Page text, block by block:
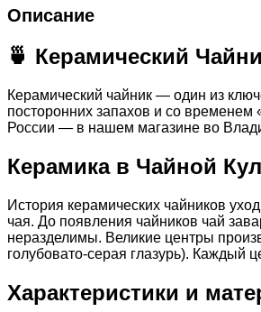
Описание
🍵 Керамический
Керамический чайник — один из
посторонних запахов и со временем
России — в нашем магазине во
Керамика в Чайной
История керамических чайников
чая. До появления чайников чай
неразделимы. Великие центры
голубовато-серая глазурь). Каждый
Характеристики и